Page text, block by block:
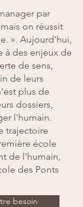
par
on réussit
». Aujourd'hui,
à des enjeux de
de sens,
de leurs
plus de
dossiers,
l'humain.
trajectoire
école
de l'humain,
des Ponts
besoin